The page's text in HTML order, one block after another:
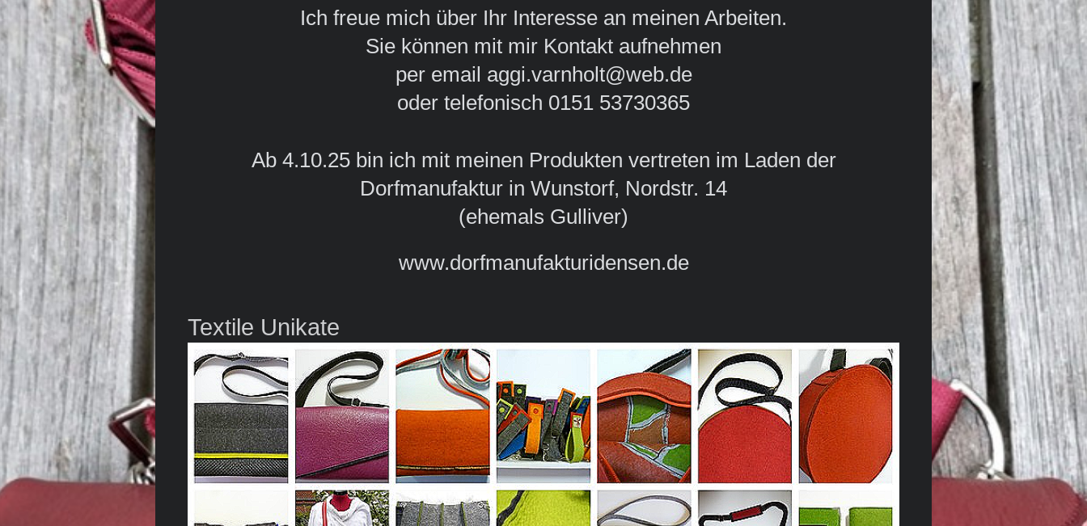
Ich freue mich über Ihr Interesse an meinen Arbeiten.
Sie können mit mir Kontakt aufnehmen
per email aggi.varnholt@web.de
oder telefonisch 0151 53730365
Ab 4.10.25 bin ich mit meinen Produkten vertreten im Laden der
Dorfmanufaktur in Wunstorf, Nordstr. 14
(ehemals Gulliver)
www.dorfmanufakturidensen.de
Textile Unikate